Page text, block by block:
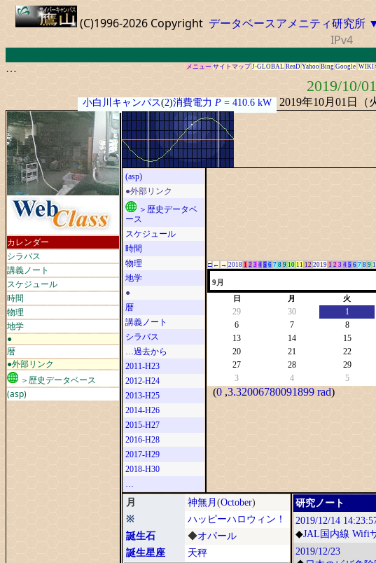
(C)1996-2026 Copyright データベースアメニティ研究所
IPv4
…
メニュー サイトマップ J-GLOBAL ReaD Yahoo Bing Google WIKI
2019/10/01
小白川キャンパス(2)消費電力 P= 410.6 kW 2019年10月01日（
カレンダー
シラバス
講義ノート
スケジュール
時間
物理
地学
●
暦
●外部リンク
＞歴史データベース
(asp)
(asp)
●外部リンク
＞歴史データベ
ース
スケジュール
時間
物理
地学
●
暦
講義ノート
シラバス
…過去から
2011-H23
2012-H24
2013-H25
2014-H26
2015-H27
2016-H28
2017-H29
2018-H30
…
□ ← → 2018 1 2 3 4 5 6 7 8 9 10 11 12 2019 1 2 3 4 5 6 7 8 9
9月
日 月 火
29 30 1
6
7 8
13
14 15
20
21 22
27
28 29
3
4 5
(0 ,3.32006780091899 rad)
月 神無月 (October)
※
ハッピーハロウィン！
誕生石
◆オパール
誕生星座
天秤
研究ノート
2019/12/14
◆JAL国内線 Wifi
2019/12/23